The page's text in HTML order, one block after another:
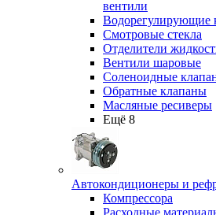
вентили
Водорегулирующие
Смотровые стекла
Отделители
Вентили шаровые
Соленоидные
Обратные клапаны
Масляные ресиверы
Ещё 8
Автокондиционеры и
Компрессора
Расходные